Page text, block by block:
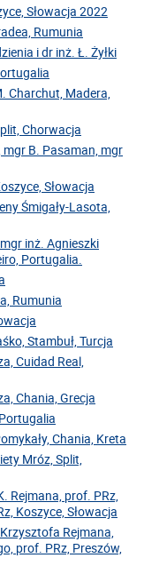
Słowacja 2022
Rumunia
i dr inż. Ł. Żyłki
Charchut, Madera,
Chorwacja
mgr B. Pasaman, mgr
Słowacja
Śmigały-Lasota,
inż. Agnieszki
Portugalia.
Rumunia
Stambuł, Turcja
Cuidad Real,
Chania, Grecja
Chania, Kreta
Mróz, Split,
Rejmana, prof. PRz,
Koszyce, Słowacja
Rejmana,
prof. PRz, Preszów,